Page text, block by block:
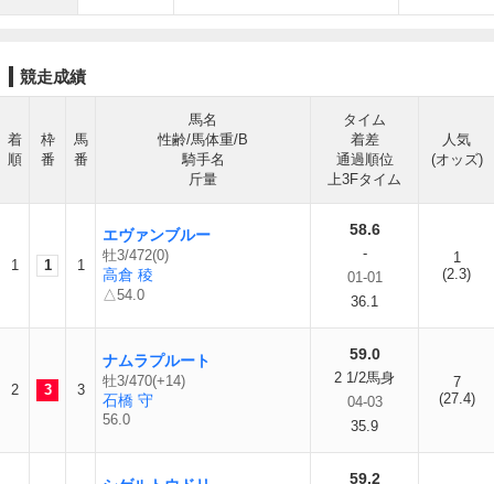
競走成績
着
順
枠
番
馬
番
馬名
性齢/馬体重/B
騎手名
斤量
タイム
着差
通過順位
上3Fタイム
人気
(オッズ)
1 1 1
エヴァンブルー
牡3/472(0)
高倉 稜
△54.0
58.6
-
01-01
36.1
1
(2.3)
2 3 3
ナムラプルート
牡3/470(+14)
石橋 守
56.0
59.0
2 1/2馬身
04-03
35.9
7
(27.4)
59.2